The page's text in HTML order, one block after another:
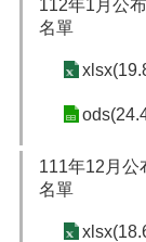
112年1月公
名單
111年12月公
名單